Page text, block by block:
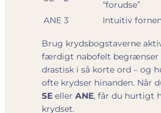
“forudse”
ANE 3 Intuitiv
Brug krydsbogstaverne
færdigt nabofelt begrænser
drastisk i så korte ord – og
ofte krydser hinanden. Når
SE eller ANE, får du hurtigt
krydset.